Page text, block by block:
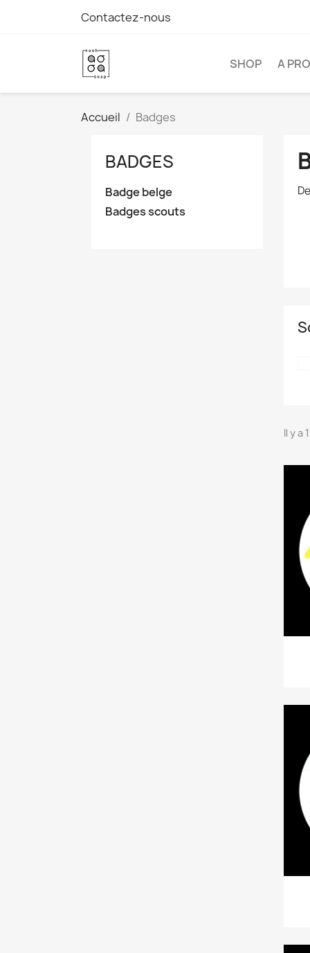
Contactez-nous
SHOP A
Accueil Badges
BADGES
Badge belge
Badges scouts
Il y a